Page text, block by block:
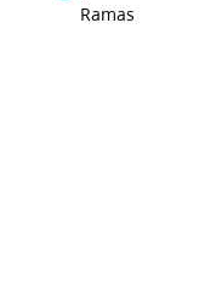
Ramas